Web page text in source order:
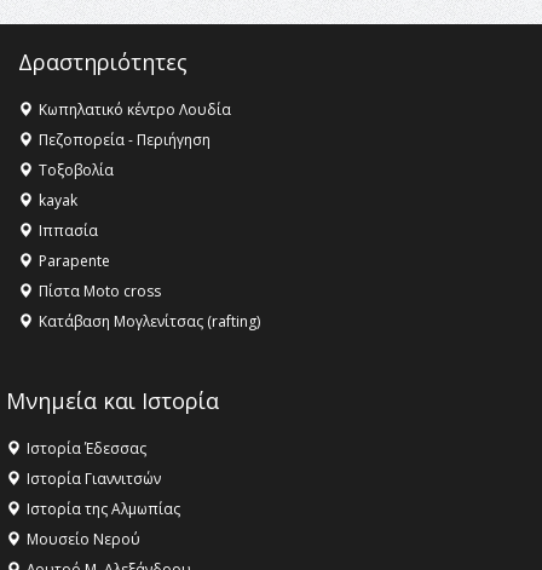
16:35 -Το πρόγραμμα του ΠΑΟΚ στον δεύτερο γύρο του
16:27 - Όλυμπος: Εντάχθηκε στον Κατάλογο Παγκόσμιας
Κληρονομιάς της UNESCO – Ομόφωνη η απόφαση Ο
Όλυμπος αναγνωρίστηκε ως φυσικό και πολιτιστικό
αγαθό εξέχουσας οικουμενικής αξίας για την
ανθρωπότητα
16:18 -
ΣΤΗΝ ΕΔΕΣΣΑ
Δραστηριότητες
Κωπηλατικό κέντρο Λουδία
Πεζοπορεία - Περιήγηση
Τοξοβολία
kayak
Ιππασία
Parapente
Πίστα Moto cross
Κατάβαση Μογλενίτσας (rafting)
Μνημεία και Ιστορία
Ιστορία Έδεσσας
Ιστορία Γιαννιτσών
Ιστορία της Αλμωπίας
Μουσείο Νερού